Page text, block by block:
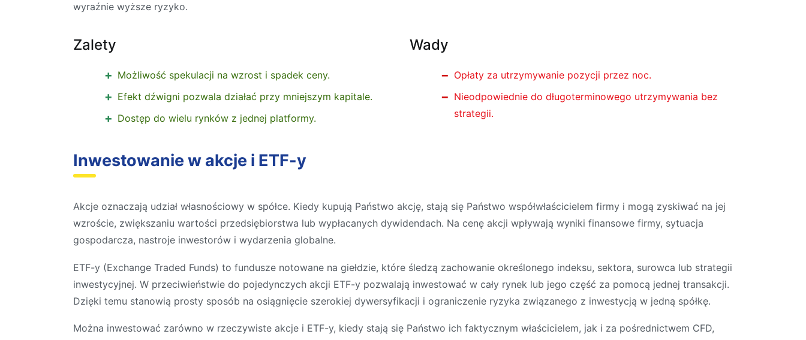
wyraźnie wyższe ryzyko.
Zalety
Możliwość spekulacji na wzrost i spadek ceny.
Efekt dźwigni pozwala działać przy mniejszym kapitale.
Dostęp do wielu rynków z jednej platformy.
Wady
Opłaty za utrzymywanie pozycji przez noc.
Nieodpowiednie do długoterminowego utrzymywania bez
strategii.
Inwestowanie w akcje i ETF-y
Akcje oznaczają udział własnościowy w spółce. Kiedy kupują Państwo akcję, stają się Państwo współwłaścicielem firmy i mogą zyskiwać na jej
wzroście, zwiększaniu wartości przedsiębiorstwa lub wypłacanych dywidendach. Na cenę akcji wpływają wyniki finansowe firmy, sytuacja
gospodarcza, nastroje inwestorów i wydarzenia globalne.
ETF-y (Exchange Traded Funds) to fundusze notowane na giełdzie, które śledzą zachowanie określonego indeksu, sektora, surowca lub strategii
inwestycyjnej. W przeciwieństwie do pojedynczych akcji ETF-y pozwalają inwestować w cały rynek lub jego część za pomocą jednej transakcji.
Dzięki temu stanowią prosty sposób na osiągnięcie szerokiej dywersyfikacji i ograniczenie ryzyka związanego z inwestycją w jedną spółkę.
Można inwestować zarówno w rzeczywiste akcje i ETF-y, kiedy stają się Państwo ich faktycznym właścicielem, jak i za pośrednictwem CFD,